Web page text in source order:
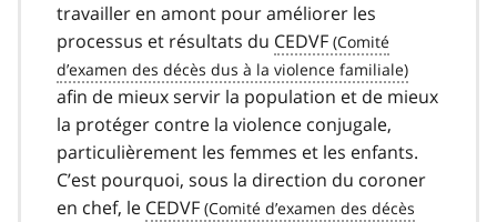
travailler en amont pour améliorer les
processus et résultats du CEDVF
afin de mieux servir la population et de mieux
la protéger contre la violence conjugale,
particulièrement les femmes et les enfants.
C’est pourquoi, sous la direction du coroner
en chef, le CEDVF